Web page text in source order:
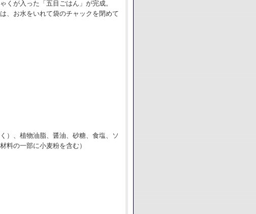
くが入った「五目ごはん」が完成。
、お水をいれて袋のチャックを閉めて
）、植物油脂、醤油、砂糖、食塩、ソ
料の一部に小麦粉を含む）